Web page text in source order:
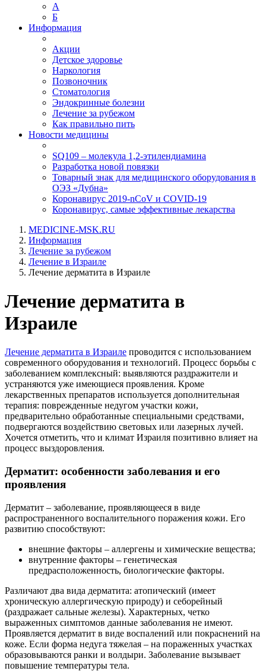
А
Б
Информация
Акции
Детское здоровье
Наркология
Позвоночник
Стоматология
Эндокринные болезни
Лечение за рубежом
Как правильно пить
Новости медицины
SQ109 – молекула 1,2-этилендиамина
Разработка новой повязки
Товарный знак для медицинского оборудования в
ОЭЗ «Дубна»
Коронавирус 2019-nCoV и COVID-19
Коронавирус, самые эффективные лекарства
MEDICINE-MSK.RU
Информация
Лечение за рубежом
Лечение в Израиле
Лечение дерматита в Израиле
Лечение дерматита в
Израиле
Лечение дерматита в Израиле проводится с использованием
современного оборудования и технологий. Процесс борьбы с
заболеванием комплексный: выявляются раздражители и
устраняются уже имеющиеся проявления. Кроме
лекарственных препаратов используется дополнительная
терапия: поврежденные недугом участки кожи,
предварительно обработанные специальными средствами,
подвергаются воздействию световых или лазерных лучей.
Хочется отметить, что и климат Израиля позитивно влияет на
процесс выздоровления.
Дерматит: особенности заболевания и его
проявления
Дерматит – заболевание, проявляющееся в виде
распространенного воспалительного поражения кожи. Его
развитию способствуют:
внешние факторы – аллергены и химические вещества;
внутренние факторы – генетическая
предрасположенность, биологические факторы.
Различают два вида дерматита: атопический (имеет
хроническую аллергическую природу) и себорейный
(раздражает сальные железы). Характерных, четко
выраженных симптомов данные заболевания не имеют.
Проявляется дерматит в виде воспалений или покраснений на
коже. Если форма недуга тяжелая – на пораженных участках
образовываются ранки и волдыри. Заболевание вызывает
повышение температуры тела.